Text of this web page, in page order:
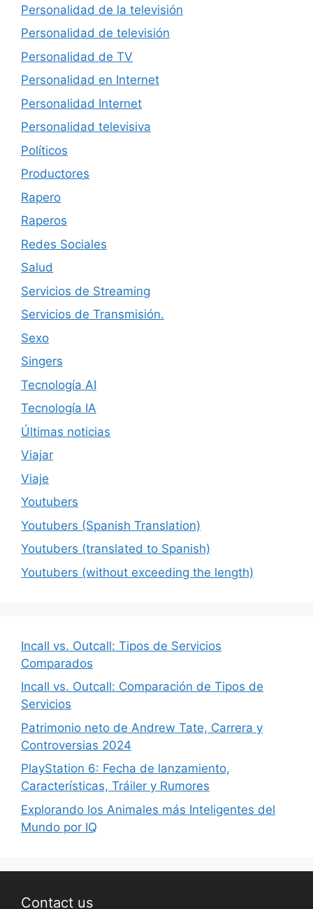
Personalidad de la televisión
Personalidad de televisión
Personalidad de TV
Personalidad en Internet
Personalidad Internet
Personalidad televisiva
Políticos
Productores
Rapero
Raperos
Redes Sociales
Salud
Servicios de Streaming
Servicios de Transmisión.
Sexo
Singers
Tecnología AI
Tecnología IA
Últimas noticias
Viajar
Viaje
Youtubers
Youtubers (Spanish Translation)
Youtubers (translated to Spanish)
Youtubers (without exceeding the length)
Incall vs. Outcall: Tipos de Servicios
Comparados
Incall vs. Outcall: Comparación de Tipos de
Servicios
Patrimonio neto de Andrew Tate, Carrera y
Controversias 2024
PlayStation 6: Fecha de lanzamiento,
Características, Tráiler y Rumores
Explorando los Animales más Inteligentes del
Mundo por IQ
Contact us